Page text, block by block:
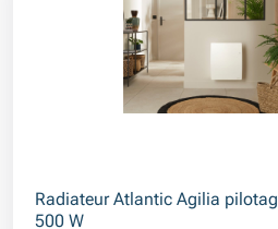
Radiateur Atlantic Agilia
500 W